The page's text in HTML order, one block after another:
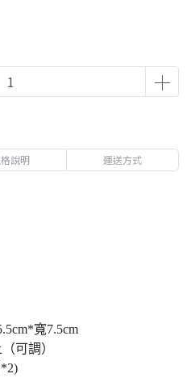
說明 運送方式
寬7.5cm
調）